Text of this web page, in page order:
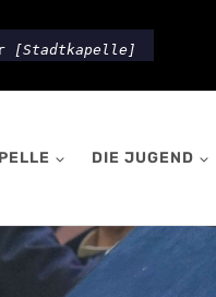
[Stadtkapelle]
DIE JUGEND